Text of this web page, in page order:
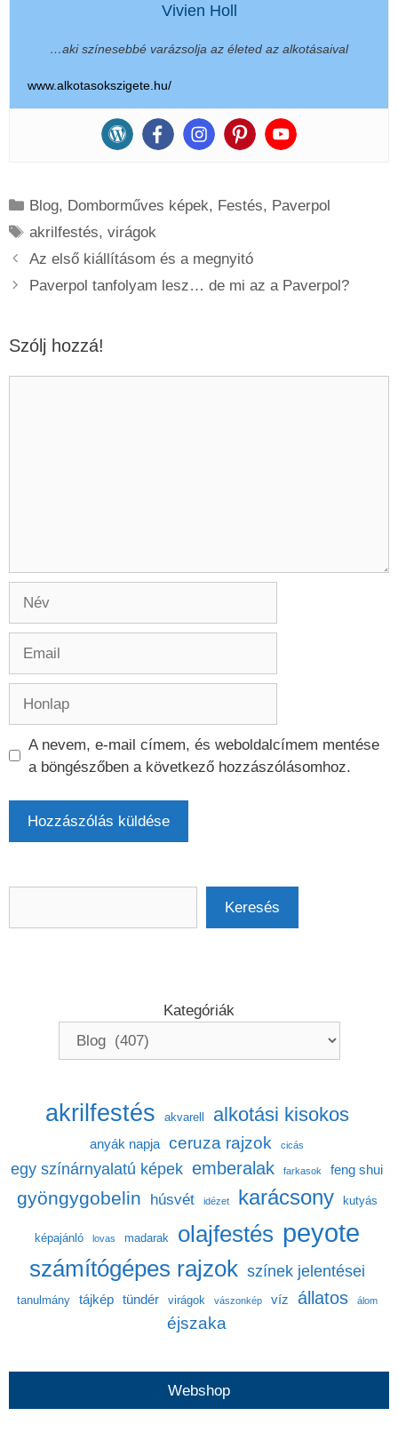
Vivien Holl
…aki színesebbé varázsolja az életed az alkotásaival
www.alkotasokszigete.hu/
Kategória
Blog, Domborműves képek, Festés, Paverpol
Címkék
akrilfestés,virágok
Az első kiállításom és a megnyitó
Paverpol tanfolyam lesz… de mi az a Paverpol?
Szólj hozzá!
A nevem, e-mail címem, és weboldalcímem mentése
a böngészőben a következő hozzászólásomhoz.
Keresés
Kategóriák
akrilfestés akvarell alkotási kisokos
anyák napja ceruza rajzok cicás
egy színárnyalatú képek emberalak farkasok feng shui
gyöngygobelin húsvét idézet karácsony kutyás
képajánló lovas madarak olajfestés peyote
számítógépes rajzok színek jelentései
tanulmány tájkép tündér virágok vászonkép víz állatos álom
éjszaka
Webshop